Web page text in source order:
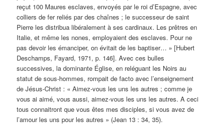
reçut 100 Maures esclaves, envoyés par le roi d’Espagne, avec
colliers de fer reliés par des chaînes ; le successeur de saint
Pierre les distribua libéralement à ses cardinaux. Les prêtres en
Italie, et même les nones, employaient des esclaves. Pour ne
pas devoir les émanciper, on évitait de les baptiser… » [Hubert
Deschamps, Fayard, 1971, p. 146]. Avec ces bulles
successives, la dominante Église, en reléguant les Noirs au
statut de sous-hommes, rompait de facto avec l’enseignement
de Jésus-Christ : « Aimez-vous les uns les autres ; comme je
vous ai aimé, vous aussi, aimez-vous les uns les autres. A ceci
tous connaitront que vous êtes mes disciples, si vous avez de
l’amour les uns pour les autres » (Jean 13 : 34, 35).